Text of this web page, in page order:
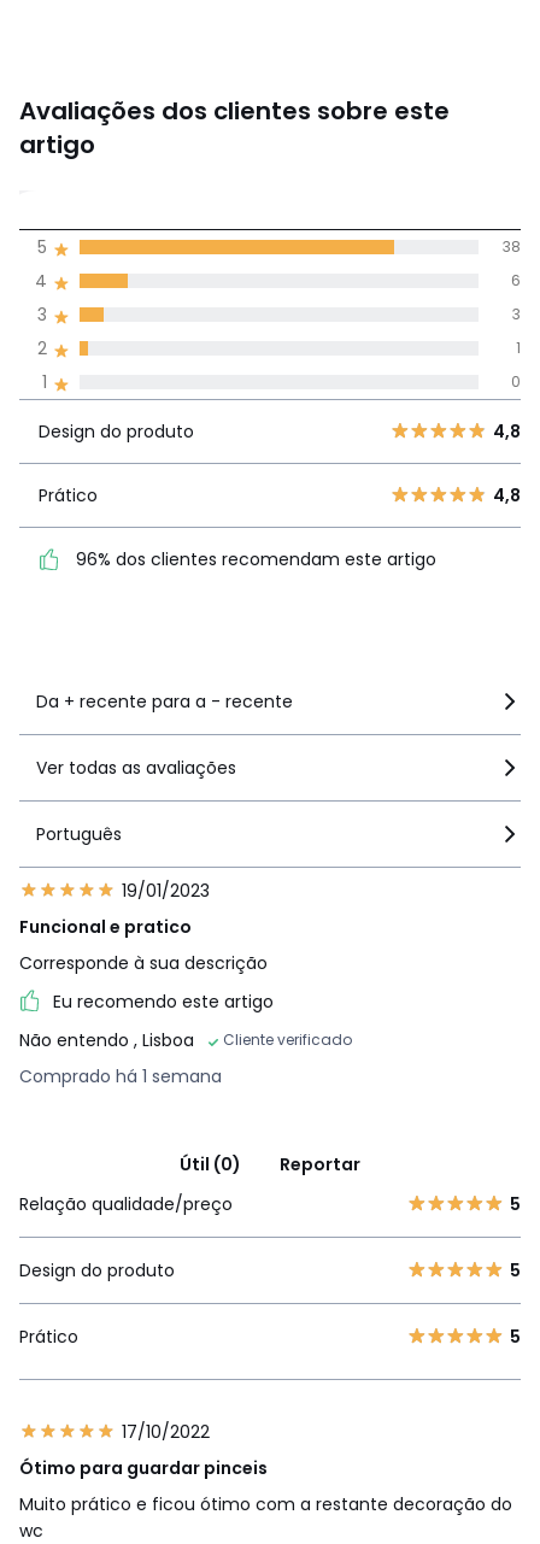
Avaliações dos clientes sobre este
artigo
4,7
(48)
1 0
3
4,8
4,8
96% dos clientes
recomendam este artigo
1 0
2 1
3 3
4 6
5 38
Design do produto 4,8
Prático 4,8
96% dos clientes recomendam este artigo
Da + recente para a - recente
Ver todas as avaliações
Português
19/01/2023
Funcional e pratico
Corresponde à sua descrição
Eu recomendo este artigo
Não entendo , Lisboa Cliente verificado
Comprado há 1 semana
Útil (0)
Reportar
Relação qualidade/preço
5
Design do produto 5
Prático 5
17/10/2022
Ótimo para guardar pinceis
Muito prático e ficou ótimo com a restante decoração do
wc